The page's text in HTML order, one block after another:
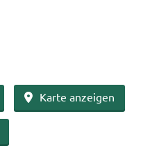
Karte an­zei­gen